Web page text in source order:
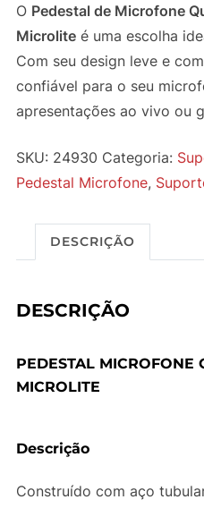
O Pedestal de Microfone
Microliteé uma escolha
Com seu design leve e
confiável para o seu
apresentações ao vivo ou
SKU: 24930 Categoria:
Pedestal Microfone,
DESCRIÇÃO
DESCRIÇÃO
PEDESTAL
MICROLITE
Descrição
Construído com aço